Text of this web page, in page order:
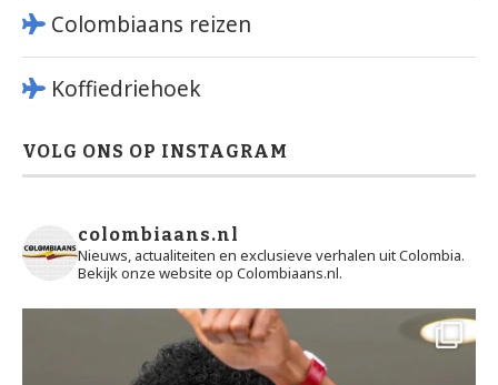
Colombiaans reizen
Koffiedriehoek
VOLG ONS OP INSTAGRAM
colombiaans.nl
Nieuws, actualiteiten en exclusieve verhalen uit Colombia.
Bekijk onze website op Colombiaans.nl.